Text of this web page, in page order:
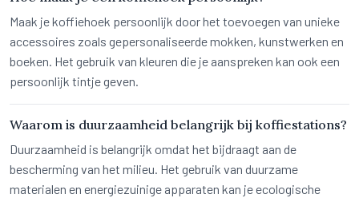
Maak je koffiehoek persoonlijk door het toevoegen van unieke
accessoires zoals gepersonaliseerde mokken, kunstwerken en
boeken. Het gebruik van kleuren die je aanspreken kan ook een
persoonlijk tintje geven.
Waarom is duurzaamheid belangrijk bij koffiestations?
Duurzaamheid is belangrijk omdat het bijdraagt aan de
bescherming van het milieu. Het gebruik van duurzame
materialen en energiezuinige apparaten kan je ecologische